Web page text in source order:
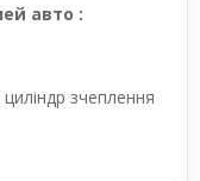
авто :
зчеплення